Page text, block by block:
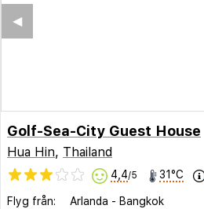
◀︎
Golf-Sea-City Guest House
Hua Hin, Thailand
4,4/5 31°C
Flyg från: Arlanda - Bangkok